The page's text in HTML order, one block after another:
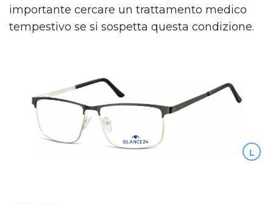
importante cercare un trattamento medico
tempestivo se si sospetta questa condizione.
L